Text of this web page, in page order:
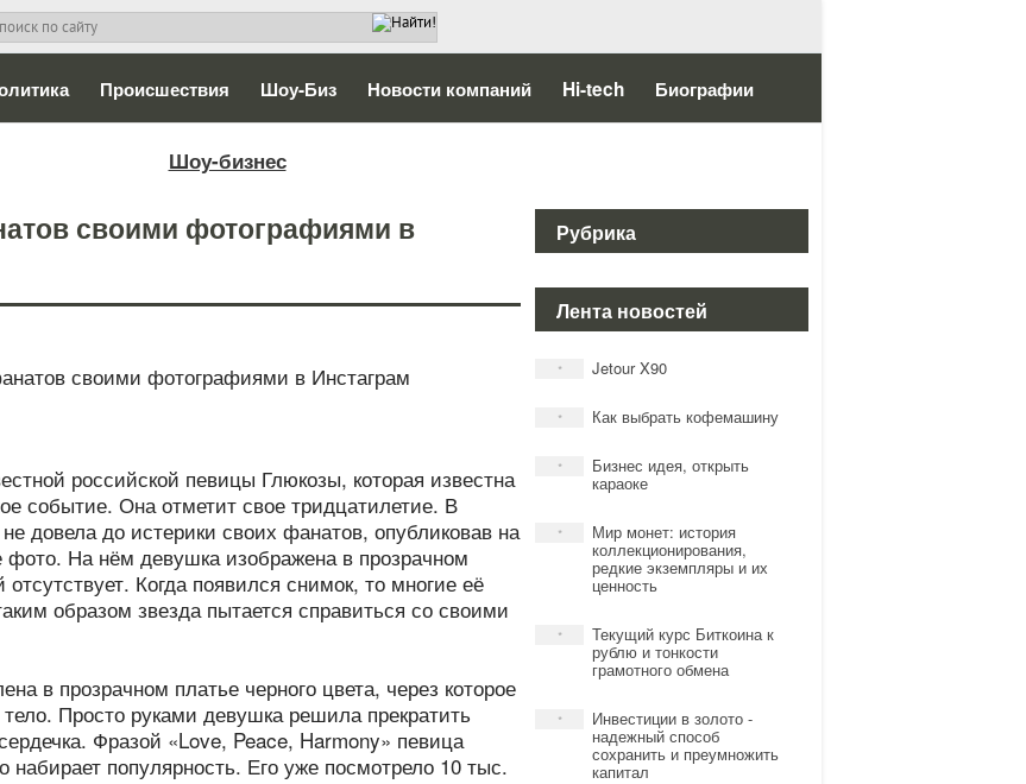
Происшествия Шоу-Биз Новости компаний Hi-tech Биографии
Шоу-бизнес
своими фотографиями в
российской певицы Глюкозы, которая известна
событие. Она отметит свое тридцатилетие. В
довела до истерики своих фанатов, опубликовав на
фото. На нём девушка изображена в прозрачном
Когда появился снимок, то многие её
образом звезда пытается справиться со своими
в прозрачном платье черного цвета, через которое
Просто руками девушка решила прекратить
Фразой «Love, Peace, Harmony» певица
популярность. Его уже посмотрело 10 тыс.
Рубрика
Лента новостей
* Jetour X90
* Как выбрать кофемашину
* Бизнес идея, открыть
караоке
* Мир монет: история
коллекционирования,
редкие экземпляры и их
ценность
* Текущий курс Биткоина к
рублю и тонкости
грамотного обмена
* Инвестиции в золото -
надежный способ
сохранить и преумножить
капитал